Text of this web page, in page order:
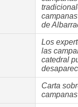
de
Los
las
catedral
Carta